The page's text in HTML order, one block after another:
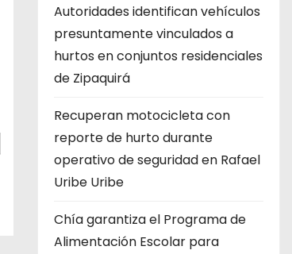
Autoridades identifican vehículos
presuntamente vinculados a
hurtos en conjuntos residenciales
de Zipaquirá
Recuperan motocicleta con
reporte de hurto durante
operativo de seguridad en Rafael
Uribe Uribe
Chía garantiza el Programa de
Alimentación Escolar para